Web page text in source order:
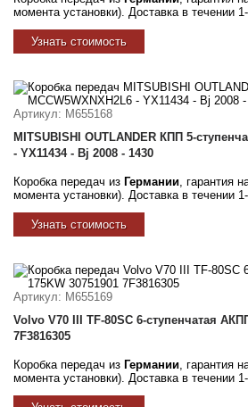
момента установки). Доставка в течении
Узнать стоимость
Артикул: M655168
MITSUBISHI OUTLANDER КПП 5-
- YX11434 - Bj 2008 - 1430
Коробка передач из Германии, гарантия
момента установки). Доставка в течении
Узнать стоимость
Артикул: M655169
Volvo V70 III TF-80SC 6-ступенчатая
7F3816305
Коробка передач из Германии, гарантия
момента установки). Доставка в течении